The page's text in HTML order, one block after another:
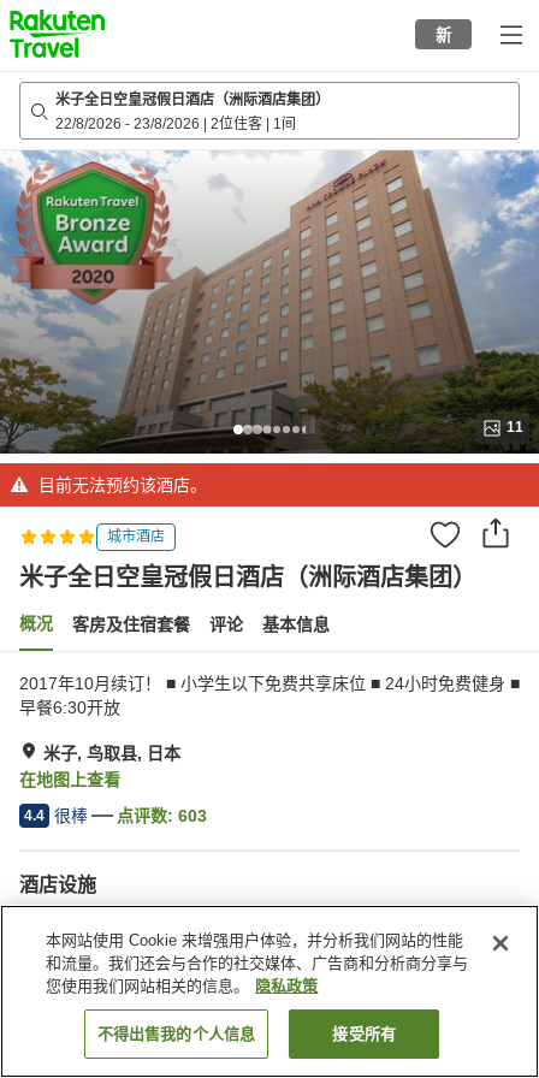
to
top
page
新
米子全日空皇冠假日酒店（洲际酒店集团）
22/8/2026 - 23/8/2026 2位住客 1间
11
目前无法预约该酒店。
城市酒店
米子全日空皇冠假日酒店（洲际酒店集团）
概况 客房及住宿套餐 评论 基本信息
2017年10月续订！ ■ 小学生以下免费共享床位 ■ 24小时免费健身 ■
早餐6:30开放
米子, 鸟取县, 日本
在地图上查看
4.4 很棒 点评数: 603
酒店设施
健身房
餐厅
日本 鸟取县
米子
米子全日空皇冠假日酒店（洲际酒店集团）
搜索客房
本网站使用 Cookie 来增强用户体验，并分析我们网站的性能
和流量。我们还会与合作的社交媒体、广告商和分析商分享与
您使用我们网站相关的信息。
隐私政策
不得出售我的个人信息 接受所有